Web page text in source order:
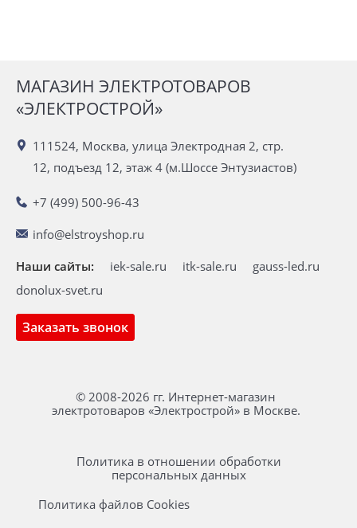
МАГАЗИН ЭЛЕКТРОТОВАРОВ
«ЭЛЕКТРОСТРОЙ»
111524, Москва, улица Электродная 2, стр.
12, подъезд 12, этаж 4 (м.Шоссе Энтузиастов)
+7 (499) 500-96-43
info@elstroyshop.ru
Заказать звонок
Наши сайты: iek-sale.ru itk-sale.ru
gauss-led.ru
donolux-svet.ru
© 2008-2026 гг. Интернет-магазин
электротоваров «Электрострой» в Москве.
Политика в отношении обработки
персональных данных
Политика файлов Cookies